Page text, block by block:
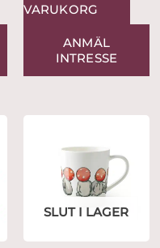
VARUKORG
ANMÄL
INTRESSE
SLUT I LAGER